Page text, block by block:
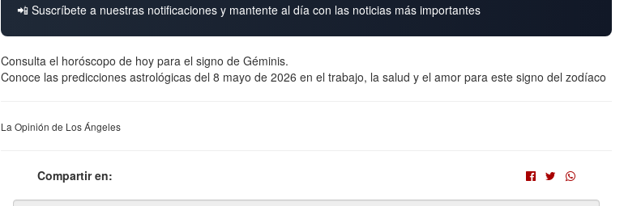
📲 Suscríbete a nuestras notificaciones y mantente al día con las noticias más importantes
Consulta el horóscopo de hoy para el signo de Géminis.
Conoce las predicciones astrológicas del 8 mayo de 2026 en el trabajo, la salud y el amor para este signo del zodíaco
La Opinión de Los Ángeles
Compartir en: